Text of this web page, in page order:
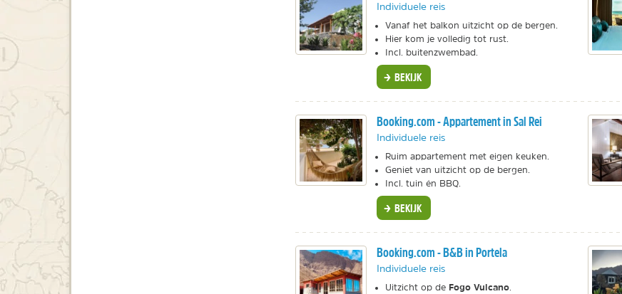
Individuele reis
Vanaf het balkon uitzicht op de bergen.
Hier kom je volledig tot rust.
Incl. buitenzwembad.
BEKIJK
Booking.com - Appartement in Sal Rei
Individuele reis
Ruim appartement met eigen keuken.
Geniet van uitzicht op de bergen.
Incl. tuin én BBQ.
BEKIJK
Booking.com - B&B in Portela
Individuele reis
Uitzicht op de Fogo Vulcano.